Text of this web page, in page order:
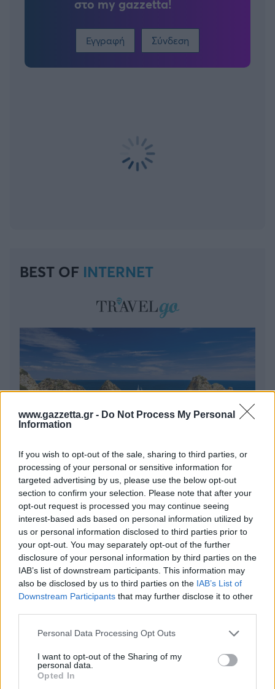
www.gazzetta.gr - Do Not Process My Personal
Information
If you wish to opt-out of the sale, sharing to third parties, or
processing of your personal or sensitive information for
targeted advertising by us, please use the below opt-out
section to confirm your selection. Please note that after your
opt-out request is processed you may continue seeing
interest-based ads based on personal information utilized by
us or personal information disclosed to third parties prior to
your opt-out. You may separately opt-out of the further
disclosure of your personal information by third parties on the
IAB’s list of downstream participants. This information may
also be disclosed by us to third parties on the IAB’s List of
Downstream Participants that may further disclose it to other
Please note that this website/app uses one or more Google
not limited to your visit or usage behaviour. You may click to
grant or deny consent to Google and its third-party tags to
use your data for below specified purposes in below Google
Personal Data Processing Opt Outs
I want to opt-out of the Sharing of my
personal data.
Opted In
στο my gazzetta!
Εγγραφή Σύνδεση
BEST OF INTERNET
Πέρα από τη Λισαβόνα: 10 μαγευτικοί προορισμοί
της Πορτογαλίας
Το καλά κρυμμένο μυστικό της Κρήτης: Το φαράγγι
των Αγίων και η μαγευτική παραλία στο Λιβυκό
6 γραφικά χωριά των Κυκλάδων που αξίζει να
ανακαλύψετε